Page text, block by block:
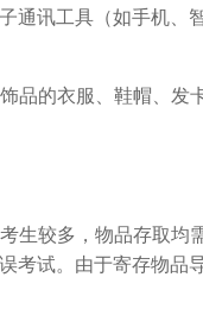
通讯工具（如手机、
品的衣服、鞋帽、发
生较多，物品存取均
考试。 由于寄存物品